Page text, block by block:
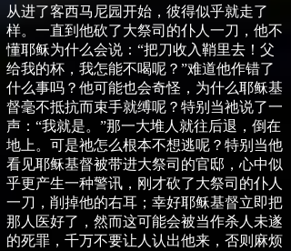
从进了客西马尼园开始，彼得似乎就走了
样。一直到他砍了大祭司的仆人一刀，他不
懂耶稣为什么会说： “把刀收入鞘里去！父
给我的杯，我怎能不喝呢？ ”难道他作错了
什么事吗？他可能也会奇怪，为什么耶稣基
督毫不抵抗而束手就缚呢？特别当祂说了一
声： “我就是。 ”那一大堆人就往后退，倒在
地上。可是祂怎么根本不想逃呢？特别当他
看见耶稣基督被带进大祭司的官邸，心中似
乎更产生一种警讯，刚才砍了大祭司的仆人
一刀，削掉他的右耳；幸好耶稣基督立即把
那人医好了，然而这可能会被当作杀人未遂
的死罪，千万不要让人认出他来，否则麻烦